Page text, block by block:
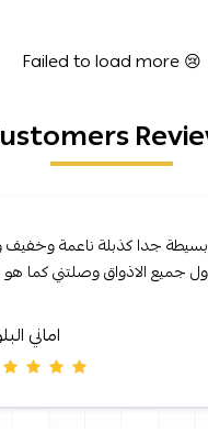
Failed to load more 😢
جدا كذبلة ناعمة
جميع الاذواق وصلتني كما هو
اماني